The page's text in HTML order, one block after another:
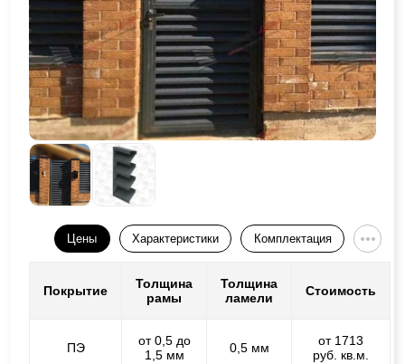
Цены Характеристики Комплектация
Покрытие
Толщина
рамы
Толщина
ламели
Стоимость
ПЭ
от 0,5 до
1,5 мм
0,5 мм
от 1713
руб. кв.м.